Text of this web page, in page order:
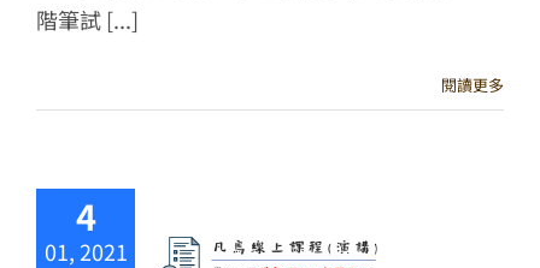
階筆試 [...]
閱讀更多
4
01, 2021